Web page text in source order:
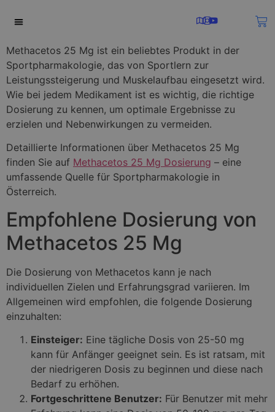
Methacetos 25 Mg ist ein beliebtes Produkt in der
Sportpharmakologie, das von Sportlern zur
Leistungssteigerung und Muskelaufbau eingesetzt wird.
Wie bei jedem Medikament ist es wichtig, die richtige
Dosierung zu kennen, um optimale Ergebnisse zu
erzielen und Nebenwirkungen zu vermeiden.
Detaillierte Informationen über Methacetos 25 Mg
finden Sie auf Methacetos 25 Mg Dosierung – eine
umfassende Quelle für Sportpharmakologie in
Österreich.
Empfohlene Dosierung von
Methacetos 25 Mg
Die Dosierung von Methacetos kann je nach
individuellen Zielen und Erfahrungsgrad variieren. Im
Allgemeinen wird empfohlen, die folgende Dosierung
einzuhalten:
Einsteiger: Eine tägliche Dosis von 25-50 mg
kann für Anfänger geeignet sein. Es ist ratsam, mit
der niedrigeren Dosis zu beginnen und diese nach
Bedarf zu erhöhen.
Fortgeschrittene Benutzer: Für Benutzer mit mehr